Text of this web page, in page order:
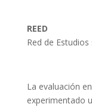
REED
Red de
La evaluación
experimentado